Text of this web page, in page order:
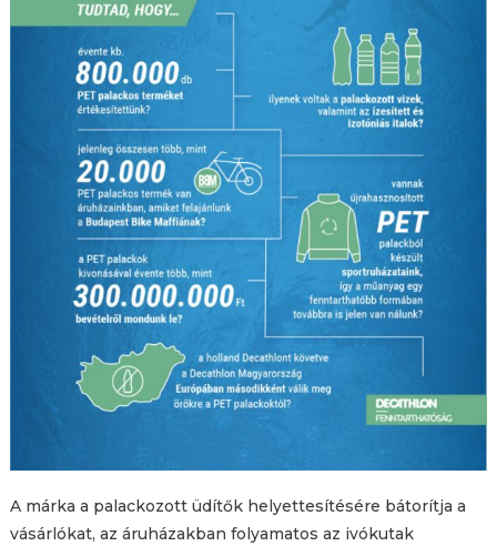
A márka a palackozott üdítők helyettesítésére bátorítja a
vásárlókat, az áruházakban folyamatos az ivókutak